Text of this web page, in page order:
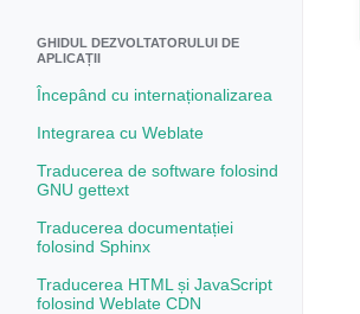
GHIDUL DEZVOLTATORULUI DE
APLICAȚII
Începând cu internaționalizarea
Integrarea cu Weblate
Traducerea de software folosind
GNU gettext
Traducerea documentației
folosind Sphinx
Traducerea HTML și JavaScript
folosind Weblate CDN